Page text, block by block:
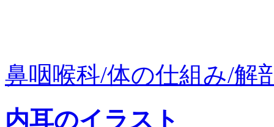
鼻咽喉科/体の仕組み/解
内耳のイラスト